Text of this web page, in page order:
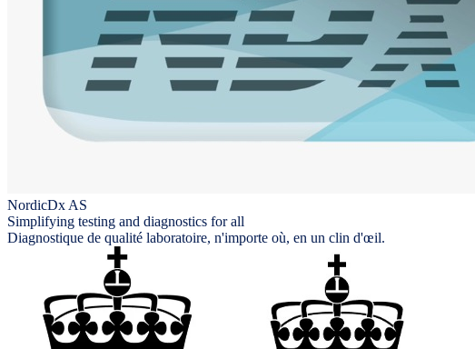
NordicDx AS
Simplifying testing and diagnostics for all
Diagnostique de qualité laboratoire, n'importe où, en un clin d'œil.